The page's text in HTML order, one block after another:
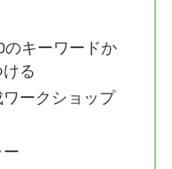
のキーワードか
る
ークショップ